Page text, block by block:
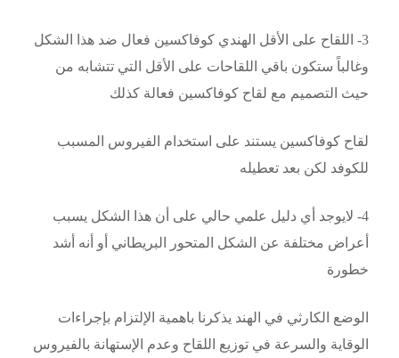
3- اللقاح على الأقل الهندي كوفاكسين فعال ضد هذا الشكل
وغالباً ستكون باقي اللقاحات على الأقل التي تتشابه من
حيث التصميم مع لقاح كوفاكسين فعالة كذلك
لقاح كوفاكسين يستند على استخدام الفيروس المسبب
للكوفد لكن بعد تعطيله
4- لايوجد أي دليل علمي حالي على أن هذا الشكل يسبب
أعراض مختلفة عن الشكل المتحور البريطاني أو أنه أشد
خطورة
الوضع الكارثي في الهند يذكرنا باهمية الإلتزام بإجراءات
الوقاية والسرعة في توزيع اللقاح وعدم الإستهانة بالفيروس